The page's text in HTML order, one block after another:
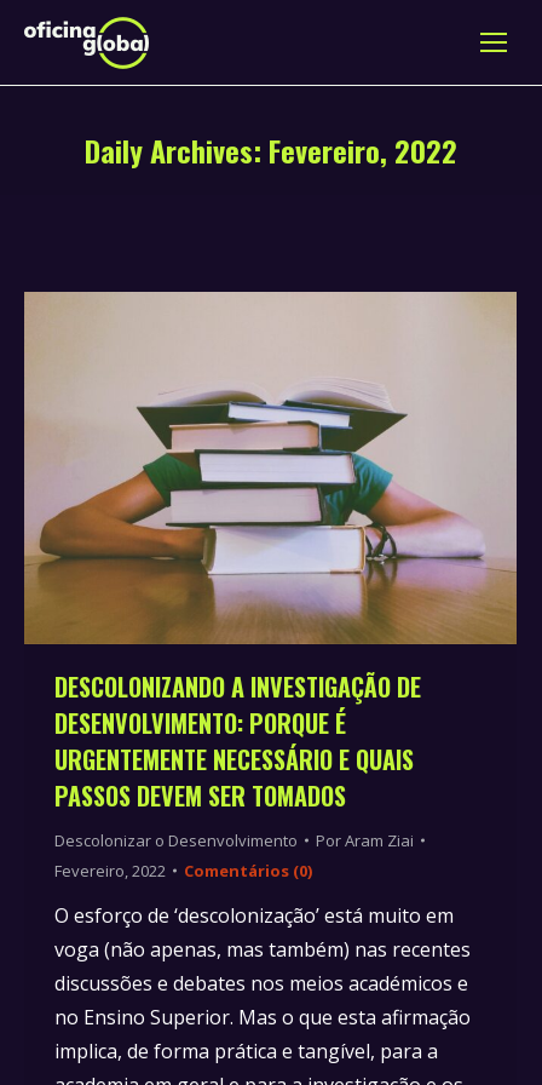
Daily Archives: Fevereiro, 2022
DESCOLONIZANDO A INVESTIGAÇÃO DE
DESENVOLVIMENTO: PORQUE É
URGENTEMENTE NECESSÁRIO E QUAIS
PASSOS DEVEM SER TOMADOS
Descolonizar o Desenvolvimento PorAram Ziai
Fevereiro, 2022
Comentários (0)
O esforço de ‘descolonização’ está muito em
voga (não apenas, mas também) nas recentes
discussões e debates nos meios académicos e
no Ensino Superior. Mas o que esta afirmação
implica, de forma prática e tangível, para a